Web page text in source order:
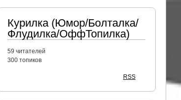
Курилка (Юмор/Болталка/
Флудилка/ОффТопилка)
59 читателей
300 топиков
RSS